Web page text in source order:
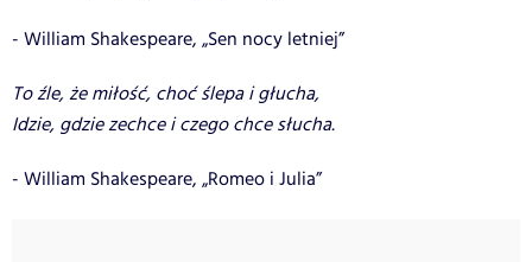
- William Shakespeare, „Sen nocy letniej”
To źle, że miłość, choć ślepa i głucha,
Idzie, gdzie zechce i czego chce słucha.
- William Shakespeare, „Romeo i Julia”